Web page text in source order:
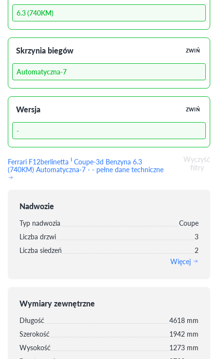
6.3 (740KM)
Skrzynia biegów ZWIŃ
Automatyczna-7
Wersja ZWIŃ
-
Ferrari F12berlinetta I Coupe-3d Benzyna 6.3
(740KM) Automatyczna-7 - - pełne dane techniczne
Wyczyść
filtry
Nadwozie
Typ nadwozia
Coupe
Liczba drzwi
3
Liczba siedzeń
2
Więcej
Wymiary zewnętrzne
Długość
4618 mm
Szerokość
1942 mm
Wysokość
1273 mm